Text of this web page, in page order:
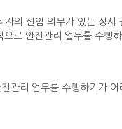
의 선임 의무가 있는 상시
로 안전관리 업무를 수행
관리 업무를 수행하기가